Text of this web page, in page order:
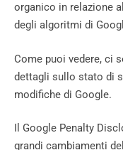
organico in relazione
degli algoritmi di
Come puoi vedere, ci
dettagli sullo stato di
modifiche di Google.
Il Google Penalty
grandi cambiamenti